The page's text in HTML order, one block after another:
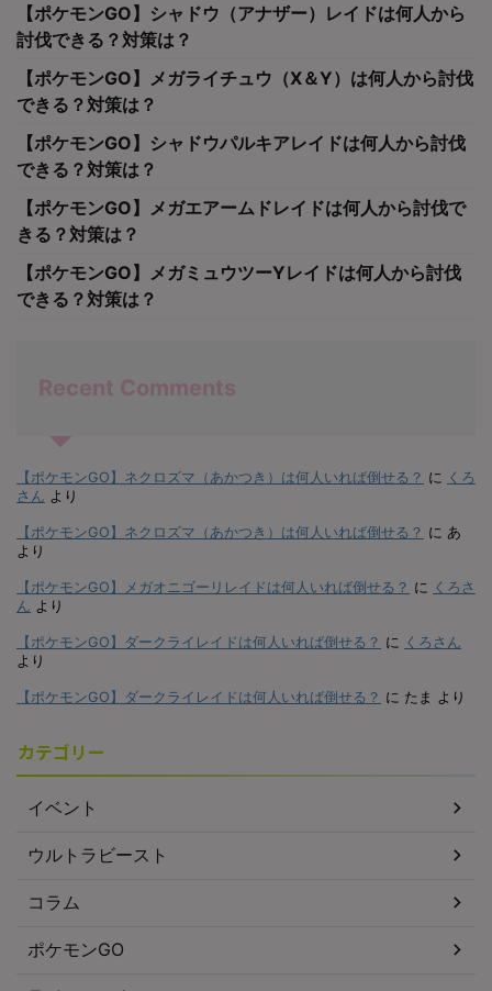
【ポケモンGO】シャドウ（アナザー）レイドは何人から
討伐できる？対策は？
【ポケモンGO】メガライチュウ（X＆Y）は何人から討伐
できる？対策は？
【ポケモンGO】シャドウパルキアレイドは何人から討伐
できる？対策は？
【ポケモンGO】メガエアームドレイドは何人から討伐で
きる？対策は？
【ポケモンGO】メガミュウツーYレイドは何人から討伐
できる？対策は？
Recent Comments
【ポケモンGO】ネクロズマ（あかつき）は何人いれば倒せる？ に くろ
さん より
【ポケモンGO】ネクロズマ（あかつき）は何人いれば倒せる？ に あ
より
【ポケモンGO】メガオニゴーリレイドは何人いれば倒せる？ に くろさ
ん より
【ポケモンGO】ダークライレイドは何人いれば倒せる？ に くろさん
より
【ポケモンGO】ダークライレイドは何人いれば倒せる？ に たま より
カテゴリー
イベント
ウルトラビースト
コラム
ポケモンGO